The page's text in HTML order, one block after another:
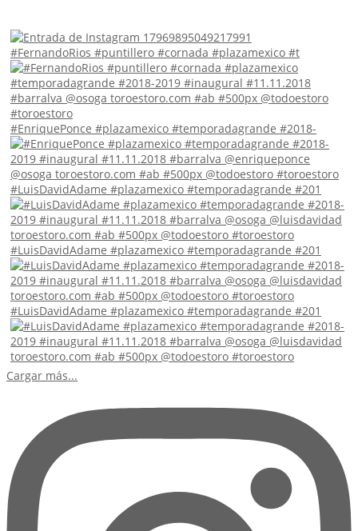
#FernandoRios #puntillero #cornada #plazamexico #t
#EnriquePonce #plazamexico #temporadagrande #2018-
#LuisDavidAdame #plazamexico #temporadagrande #201
#LuisDavidAdame #plazamexico #temporadagrande #201
#LuisDavidAdame #plazamexico #temporadagrande #201
Cargar más...